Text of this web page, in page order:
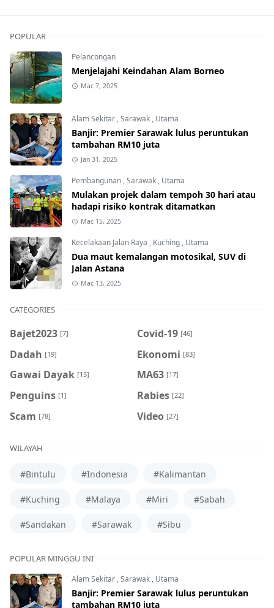
POPULAR
Pelancongan
Menjelajahi Keindahan Alam Borneo
Mac 7, 2025
Alam Sekitar ,Sarawak , Utama
Banjir: Premier Sarawak lulus peruntukan
tambahan RM10 juta
Jan 31, 2025
Pembangunan ,Sarawak , Utama
Mulakan projek dalam tempoh 30 hari atau
hadapi risiko kontrak ditamatkan
Mac 15, 2025
Kecelakaan Jalan Raya , Kuching , Utama
Dua maut kemalangan motosikal, SUV di
Jalan Astana
Mac 13, 2025
CATEGORIES
Bajet2023 [7] Covid-19 [46]
Dadah [19] Ekonomi [83]
Gawai Dayak [15] MA63 [17]
Penguins [1] Rabies [22]
Scam [78] Video [27]
WILAYAH
#Bintulu #Indonesia #Kalimantan
#Kuching #Malaya #Miri #Sabah
#Sandakan #Sarawak #Sibu
POPULAR MINGGU INI
Alam Sekitar,Sarawak, Utama
Banjir: Premier Sarawak lulus peruntukan
tambahan RM10 juta